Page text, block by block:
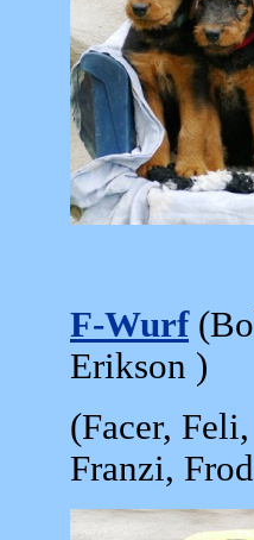
F-Wurf
Erikson )
(Facer,
Franzi,